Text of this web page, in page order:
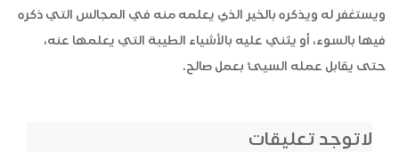
ويستغفر له ويذكره بالخير الذي يعلمه منه في المجالس التي ذكره
فيها بالسوء، أو يثني عليه بالأشياء الطيبة التي يعلمها عنه،
حتى يقابل عمله السيئ بعمل صالح.
لاتوجد تعليقات